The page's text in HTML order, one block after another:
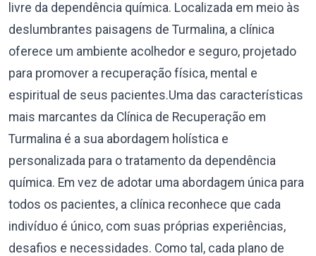
livre da dependência química. Localizada em meio às
deslumbrantes paisagens de Turmalina, a clínica
oferece um ambiente acolhedor e seguro, projetado
para promover a recuperação física, mental e
espiritual de seus pacientes.Uma das características
mais marcantes da Clínica de Recuperação em
Turmalina é a sua abordagem holística e
personalizada para o tratamento da dependência
química. Em vez de adotar uma abordagem única para
todos os pacientes, a clínica reconhece que cada
indivíduo é único, com suas próprias experiências,
desafios e necessidades. Como tal, cada plano de